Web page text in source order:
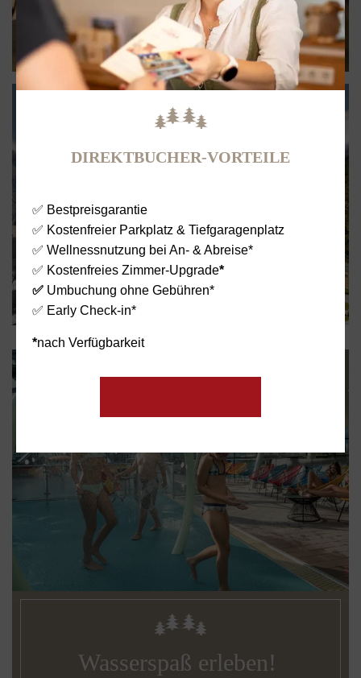
DIREKTBUCHER-VORTEILE
✅ Bestpreisgarantie
✅ Kostenfreier Parkplatz & Tiefgaragenplatz
✅ Wellnessnutzung bei An- & Abreise*
✅ Kostenfreies Zimmer-Upgrade*
✅ Umbuchung ohne Gebühren*
✅ Early Check-in*
*nach Verfügbarkeit
AQUA DOME
Wasserspaß erleben!